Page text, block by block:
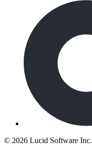
© 2026 Lucid Software Inc.